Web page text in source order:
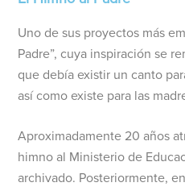
Uno de sus proyectos más
Padre”, cuya inspiración se
que debía existir un canto
así como existe para las
Aproximadamente 20 años
himno al Ministerio de
archivado. Posteriormente,